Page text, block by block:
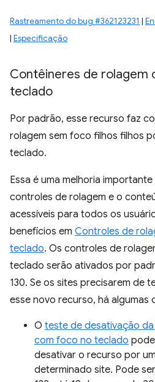
Rastreamento do bug #362123231 |
| Especificação
Contêineres de rolagem
teclado
Por padrão, esse recurso faz
rolagem sem foco filhos filhos
teclado.
Essa é uma melhoria
controles de rolagem e o
acessíveis para todos os
benefícios em Controles de
teclado. Os controles de
teclado serão ativados por
130. Se os sites precisarem de
esse novo recurso, há algumas
O teste de desativação
com foco no teclado
desativar o recurso por
determinado site. Pode